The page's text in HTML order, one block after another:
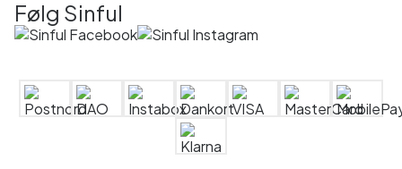
Følg Sinful